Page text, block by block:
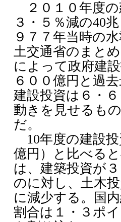
２０１０年度の
３・５％減の40
９７７年当時の
土交通省のまと
によって政府建
６００億円と過
建設投資は６・
動きを見せるも
だ。
10年度の建設投
億円）と比べる
は、建築投資が
のに対し、土木
に減少する。国
割合は１・３ポ